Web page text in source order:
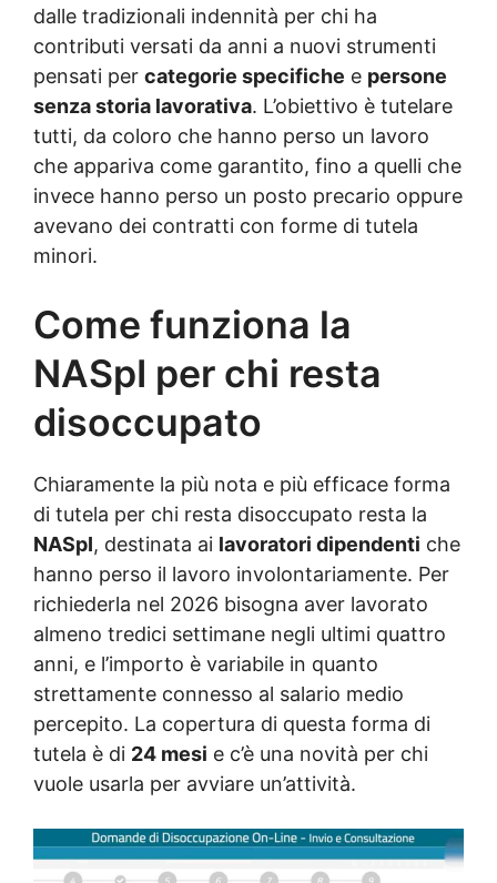
dalle tradizionali indennità per chi ha
contributi versati da anni a nuovi strumenti
pensati per categorie specifiche e persone
senza storia lavorativa. L’obiettivo è tutelare
tutti, da coloro che hanno perso un lavoro
che appariva come garantito, fino a quelli che
invece hanno perso un posto precario oppure
avevano dei contratti con forme di tutela
minori.
Come funziona la
NASpI per chi resta
disoccupato
Chiaramente la più nota e più efficace forma
di tutela per chi resta disoccupato resta la
NASpI, destinata ai lavoratori dipendenti che
hanno perso il lavoro involontariamente. Per
richiederla nel 2026 bisogna aver lavorato
almeno tredici settimane negli ultimi quattro
anni, e l’importo è variabile in quanto
strettamente connesso al salario medio
percepito. La copertura di questa forma di
tutela è di 24 mesi e c’è una novità per chi
vuole usarla per avviare un’attività.